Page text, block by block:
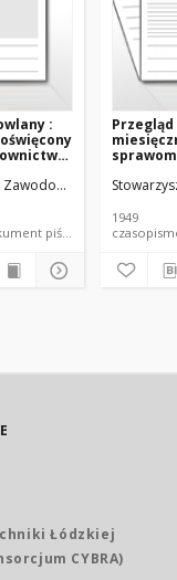
:
P. R. 21
- tab. 7
Zawodowe
dokument piśmienniczynr 3
1949
Łódzkiej
CYBRA)